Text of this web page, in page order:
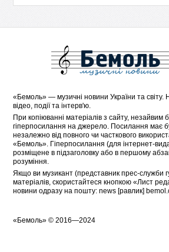
« Бемоль» — музичні новини України та світу.
відео, події та інтерв'ю.
При копіюванні матеріалів з сайту, незайвим
гіперпосилання на джерело. Посилання має
незалежно від повного чи часткового
«Бемоль». Гіперпосилання (для інтернет-
розміщене в підзаголовку або в першому
розуміння.
Якщо ви музикант (представник прес-служби
матеріалів, скористайтеся кнопкою «Лист
новини одразу на пошту: news [равлик]
« Бемоль» © 2016—2024